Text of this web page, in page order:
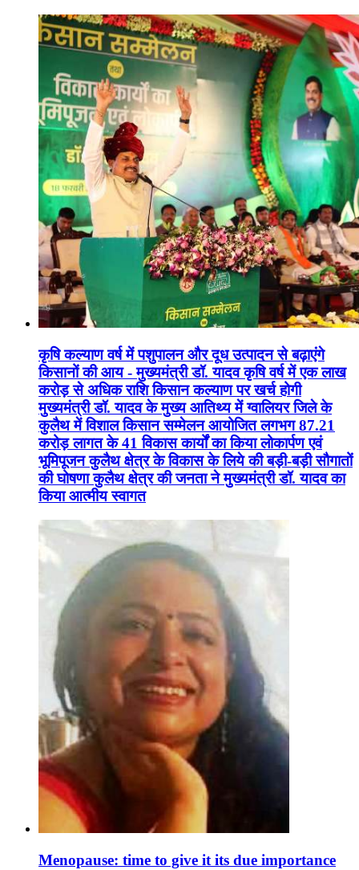
कृषि कल्याण वर्ष में पशुपालन और दूध उत्पादन से बढ़ाएंगे
किसानों की आय - मुख्यमंत्री डॉ. यादव कृषि वर्ष में एक लाख
करोड़ से अधिक राशि किसान कल्याण पर खर्च होगी
मुख्यमंत्री डॉ. यादव के मुख्य आतिथ्य में ग्वालियर जिले के
कुलैथ में विशाल किसान सम्मेलन आयोजित लगभग 87.21
करोड़ लागत के 41 विकास कार्यों का किया लोकार्पण एवं
भूमिपूजन कुलैथ क्षेत्र के विकास के लिये की बड़ी-बड़ी सौगातों
की घोषणा कुलैथ क्षेत्र की जनता ने मुख्यमंत्री डॉ. यादव का
किया आत्मीय स्वागत
Menopause: time to give it its due importance